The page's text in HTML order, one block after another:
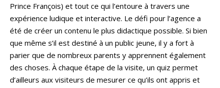
Prince François) et tout ce qui l’entoure à travers une
expérience ludique et interactive. Le défi pour l’agence a
été de créer un contenu le plus didactique possible. Si bien
que même s’il est destiné à un public jeune, il y a fort à
parier que de nombreux parents y apprennent également
des choses. À chaque étape de la visite, un quiz permet
d’ailleurs aux visiteurs de mesurer ce qu’ils ont appris et